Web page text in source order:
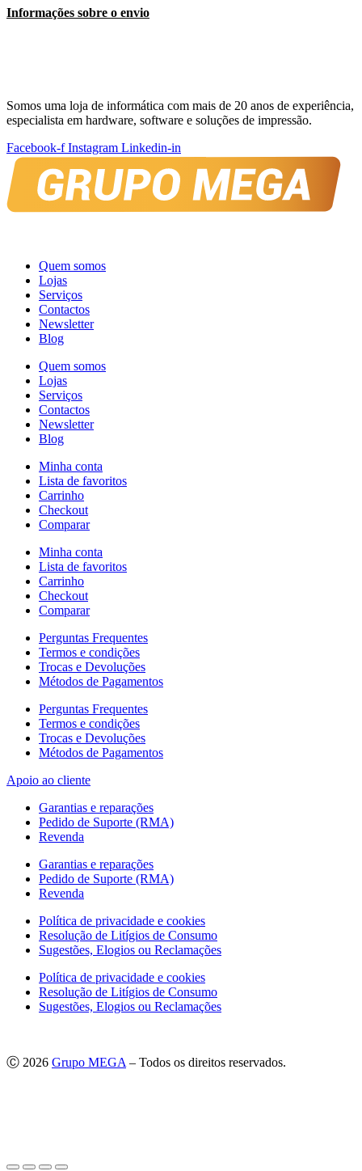
Informações sobre o envio
Somos uma loja de informática com mais de 20 anos de experiência,
especialista em hardware, software e soluções de impressão.
Facebook-f Instagram Linkedin-in
Quem somos
Lojas
Serviços
Contactos
Newsletter
Blog
Quem somos
Lojas
Serviços
Contactos
Newsletter
Blog
Minha conta
Lista de favoritos
Carrinho
Checkout
Comparar
Minha conta
Lista de favoritos
Carrinho
Checkout
Comparar
Perguntas Frequentes
Termos e condições
Trocas e Devoluções
Métodos de Pagamentos
Perguntas Frequentes
Termos e condições
Trocas e Devoluções
Métodos de Pagamentos
Apoio ao cliente
Garantias e reparações
Pedido de Suporte (RMA)
Revenda
Garantias e reparações
Pedido de Suporte (RMA)
Revenda
Política de privacidade e cookies
Resolução de Litígios de Consumo
Sugestões, Elogios ou Reclamações
Política de privacidade e cookies
Resolução de Litígios de Consumo
Sugestões, Elogios ou Reclamações
Ⓒ 2026 Grupo MEGA – Todos os direitos reservados.